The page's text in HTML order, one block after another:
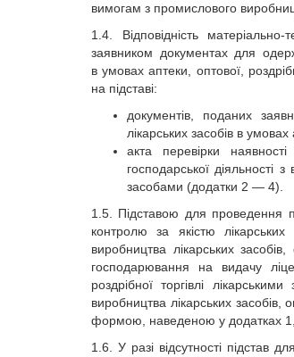
вимогам з промислового
1.4. Відповідність
заявником документах для
в умовах аптеки, оптової,
на підставі:
документів, поданих
лікарських засобів в
акта перевірки
господарської діяльності
засобами (додатки 2 — 4).
1.5. Підставою для проведення
контролю за якістю
виробництва лікарських
господарювання на видачу
роздрібної торгівлі
виробництва лікарських засобів,
формою, наведеною у додатках 1,
1.6. У разі відсутності підстав